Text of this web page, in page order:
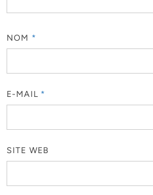
NOM *
E-MAIL *
SITE WEB